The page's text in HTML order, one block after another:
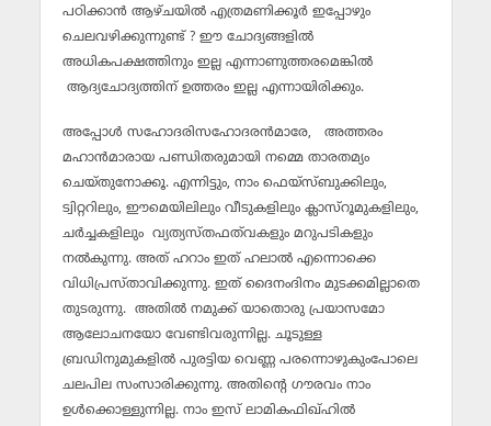
പഠിക്കാന്‍ ആഴ്ചയില്‍ എത്രമണിക്കൂര്‍ ഇപ്പോഴും
ചെലവഴിക്കുന്നുണ്ട് ? ഈ ചോദ്യങ്ങളില്‍
അധികപക്ഷത്തിനും ഇല്ല എന്നാണുത്തരമെങ്കില്‍
ആദ്യചോദ്യത്തിന് ഉത്തരം ഇല്ല എന്നായിരിക്കും.
അപ്പോള്‍ സഹോദരിസഹോദരന്‍മാരേ, അത്തരം
മഹാന്‍മാരായ പണ്ഡിതരുമായി നമ്മെ താരതമ്യം
ചെയ്തുനോക്കൂ. എന്നിട്ടും, നാം ഫെയ്‌സ്ബുക്കിലും,
ട്വിറ്ററിലും, ഈമെയിലിലും വീടുകളിലും ക്ലാസ്‌റൂമുകളിലും,
ചര്‍ച്ചകളിലും വ്യത്യസ്തഫത്‌വകളും മറുപടികളും
നല്‍കുന്നു. അത് ഹറാം ഇത് ഹലാല്‍ എന്നൊക്കെ
വിധിപ്രസ്താവിക്കുന്നു. ഇത് ദൈനംദിനം മുടക്കമില്ലാതെ
തുടരുന്നു. അതില്‍ നമുക്ക് യാതൊരു പ്രയാസമോ
ആലോചനയോ വേണ്ടിവരുന്നില്ല. ചൂടുള്ള
ബ്രഡിനുമുകളില്‍ പുരട്ടിയ വെണ്ണ പരന്നൊഴുകുംപോലെ
ചലപില സംസാരിക്കുന്നു. അതിന്റെ ഗൗരവം നാം
ഉള്‍ക്കൊള്ളുന്നില്ല. നാം ഇസ് ലാമികഫിഖ്ഹില്‍